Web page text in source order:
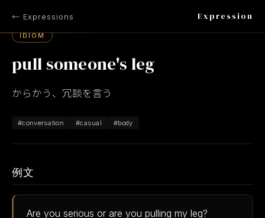
← Expressions Expression
IDIOM
pull someone's leg
からかう、冗談を言う
#conversation #casual #body
例文
Are you serious or are you pulling my leg?